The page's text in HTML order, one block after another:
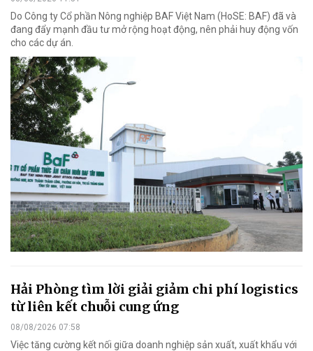
Do Công ty Cổ phần Nông nghiệp BAF Việt Nam (HoSE: BAF) đã và
đang đẩy mạnh đầu tư mở rộng hoạt động, nên phải huy động vốn
cho các dự án.
Hải Phòng tìm lời giải giảm chi phí logistics
từ liên kết chuỗi cung ứng
08/08/2026 07:58
Việc tăng cường kết nối giữa doanh nghiệp sản xuất, xuất khẩu với